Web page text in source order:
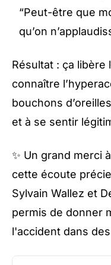
“Peut-être que
qu’on
Résultat : ça libère
connaître
bouchons
et à se sentir
✨ Un grand merci
cette écoute
Sylvain Wallez et
permis de donner
l'accident dans